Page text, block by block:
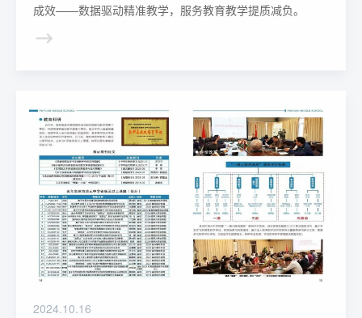
成效——数据驱动精准教学，服务教育教学提质减负。
2024.10.16